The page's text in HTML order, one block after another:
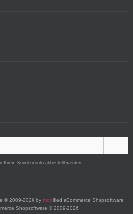
Ihrem Kundenkonto abbestellt werden.
© 2009-2026 by modified eCommerce Shopsoftware
Shopsoftware © 2009-2026